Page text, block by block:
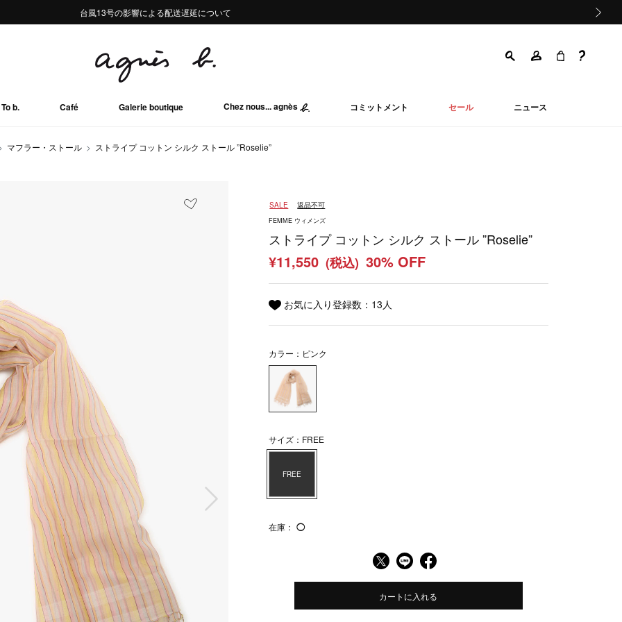
熊本地域地震の影響による配送遅延について
Summer Sale 2buy10%OFF!!
台風13号の影響による配送遅延について
熊本地域地震の影響による配送遅延について
Summer Sale 2buy10%OFF!!
To b. Café Galerie boutique Chez nous... agnès コミットメント セール ニュース
マフラー・ストール ストライプ コットン シルク ストール ”Roselie”
SALE 返品不可
FEMME ウィメンズ
ストライプ コットン シルク ストール ”Roselie”
¥11,550 (税込) 30% OFF
お気に入り登録数： 13人
カラー：ピンク
サイズ：FREE
FREE
在庫： ◯
カートに入れる